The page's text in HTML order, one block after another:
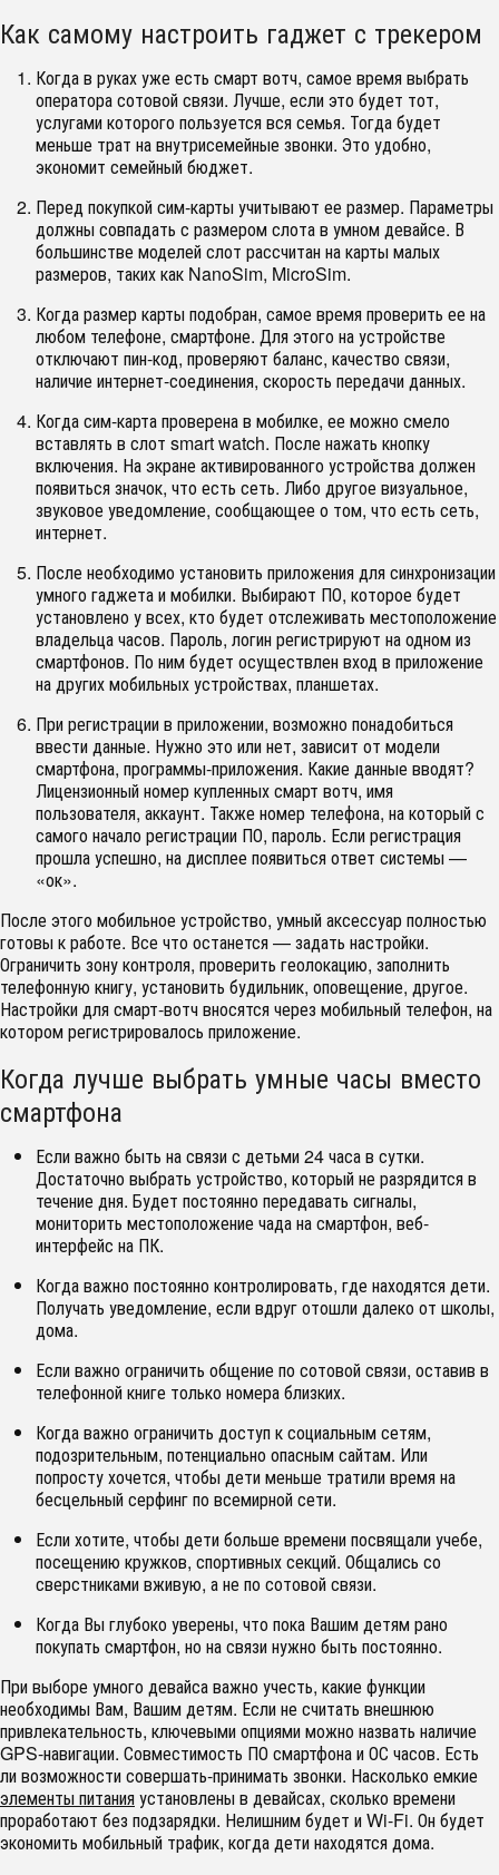
Как самому настроить гаджет с трекером
Когда в руках уже есть смарт вотч, самое время выбрать
оператора сотовой связи. Лучше, если это будет тот,
услугами которого пользуется вся семья. Тогда будет
меньше трат на внутрисемейные звонки. Это удобно,
экономит семейный бюджет.
Перед покупкой сим-карты учитывают ее размер. Параметры
должны совпадать с размером слота в умном девайсе. В
большинстве моделей слот рассчитан на карты малых
размеров, таких как NanoSim, MicroSim.
Когда размер карты подобран, самое время проверить ее на
любом телефоне, смартфоне. Для этого на устройстве
отключают пин-код, проверяют баланс, качество связи,
наличие интернет-соединения, скорость передачи данных.
Когда сим-карта проверена в мобилке, ее можно смело
вставлять в слот smart watch. После нажать кнопку
включения. На экране активированного устройства должен
появиться значок, что есть сеть. Либо другое визуальное,
звуковое уведомление, сообщающее о том, что есть сеть,
интернет.
После необходимо установить приложения для синхронизации
умного гаджета и мобилки. Выбирают ПО, которое будет
установлено у всех, кто будет отслеживать местоположение
владельца часов. Пароль, логин регистрируют на одном из
смартфонов. По ним будет осуществлен вход в приложение
на других мобильных устройствах, планшетах.
При регистрации в приложении, возможно понадобиться
ввести данные. Нужно это или нет, зависит от модели
смартфона, программы-приложения. Какие данные вводят?
Лицензионный номер купленных смарт вотч, имя
пользователя, аккаунт. Также номер телефона, на который с
самого начало регистрации ПО, пароль. Если регистрация
прошла успешно, на дисплее появиться ответ системы —
«ок».
После этого мобильное устройство, умный аксессуар полностью
готовы к работе. Все что останется — задать настройки.
Ограничить зону контроля, проверить геолокацию, заполнить
телефонную книгу, установить будильник, оповещение, другое.
Настройки для смарт-вотч вносятся через мобильный телефон, на
котором регистрировалось приложение.
Когда лучше выбрать умные часы вместо
смартфона
Если важно быть на связи с детьми 24 часа в сутки.
Достаточно выбрать устройство, который не разрядится в
течение дня. Будет постоянно передавать сигналы,
мониторить местоположение чада на смартфон, веб-
интерфейс на ПК.
Когда важно постоянно контролировать, где находятся дети.
Получать уведомление, если вдруг отошли далеко от школы,
дома.
Если важно ограничить общение по сотовой связи, оставив в
телефонной книге только номера близких.
Когда важно ограничить доступ к социальным сетям,
подозрительным, потенциально опасным сайтам. Или
попросту хочется, чтобы дети меньше тратили время на
бесцельный серфинг по всемирной сети.
Если хотите, чтобы дети больше времени посвящали учебе,
посещению кружков, спортивных секций. Общались со
сверстниками вживую, а не по сотовой связи.
Когда Вы глубоко уверены, что пока Вашим детям рано
покупать смартфон, но на связи нужно быть постоянно.
При выборе умного девайса важно учесть, какие функции
необходимы Вам, Вашим детям. Если не считать внешнюю
привлекательность, ключевыми опциями можно назвать наличие
GPS-навигации. Совместимость ПО смартфона и ОС часов. Есть
ли возможности совершать-принимать звонки. Насколько емкие
элементы питанияустановлены в девайсах, сколько времени
проработают без подзарядки. Нелишним будет и Wi-Fi. Он будет
экономить мобильный трафик, когда дети находятся дома.